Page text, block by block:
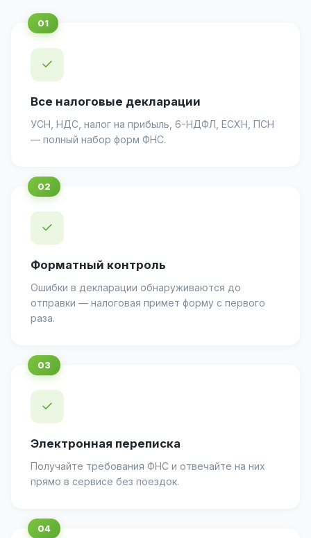
✓
Все налоговые декларации
УСН, НДС, налог на прибыль, 6-НДФЛ, ЕСХН, ПСН
— полный набор форм ФНС.
✓
Форматный контроль
Ошибки в декларации обнаруживаются до
отправки — налоговая примет форму с первого
раза.
✓
Электронная переписка
Получайте требования ФНС и отвечайте на них
прямо в сервисе без поездок.